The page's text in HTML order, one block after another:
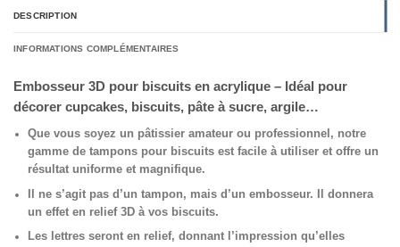
DESCRIPTION
INFORMATIONS COMPLÉMENTAIRES
Embosseur 3D pour biscuits en acrylique – Idéal pour
décorer cupcakes, biscuits, pâte à sucre, argile…
Que vous soyez un pâtissier amateur ou professionnel, notre
gamme de tampons pour biscuits est facile à utiliser et offre un
résultat uniforme et magnifique.
Il ne s’agit pas d’un tampon, mais d’un embosseur. Il donnera
un effet en relief 3D à vos biscuits.
Les lettres seront en relief, donnant l’impression qu’elles